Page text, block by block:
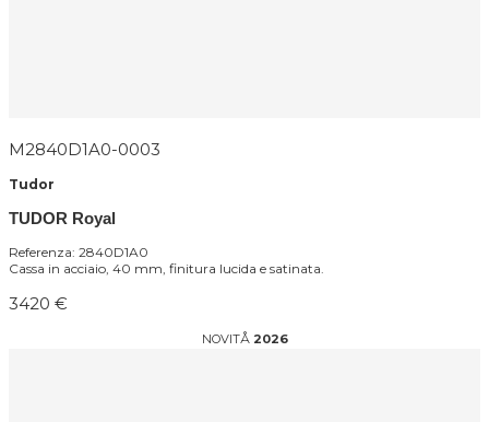
M2840D1A0-0003
Tudor
TUDOR Royal
Referenza: 2840D1A0
Cassa in acciaio, 40 mm, finitura lucida e satinata.
3420 €
NOVITÅ 2026